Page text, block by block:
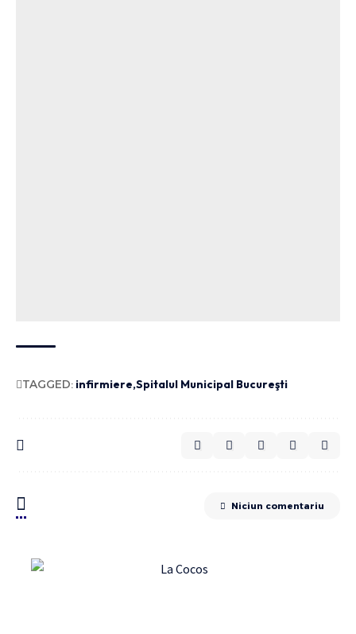
TAGGED: infirmiere Spitalul Municipal Bucureşti
Niciun comentariu